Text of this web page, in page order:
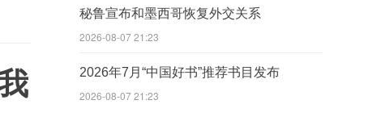
秘鲁宣布和墨西哥恢复外交关系
2026-08-07 21:23
2026年7月“中国好书”推荐书目发布
2026-08-07 21:23